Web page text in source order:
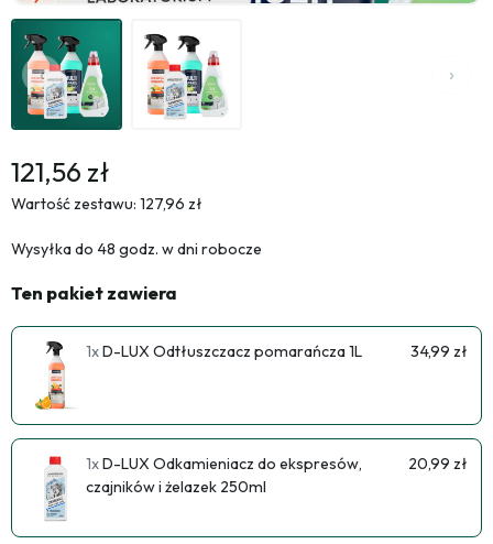
121,56 zł
Wartość zestawu: 127,96 zł
Wysyłka do 48 godz. w dni robocze
Ten pakiet zawiera
1xD-LUX Odtłuszczacz pomarańcza 1L 34,99 zł
1xD-LUX Odkamieniacz do ekspresów,
czajników i żelazek 250ml
20,99 zł